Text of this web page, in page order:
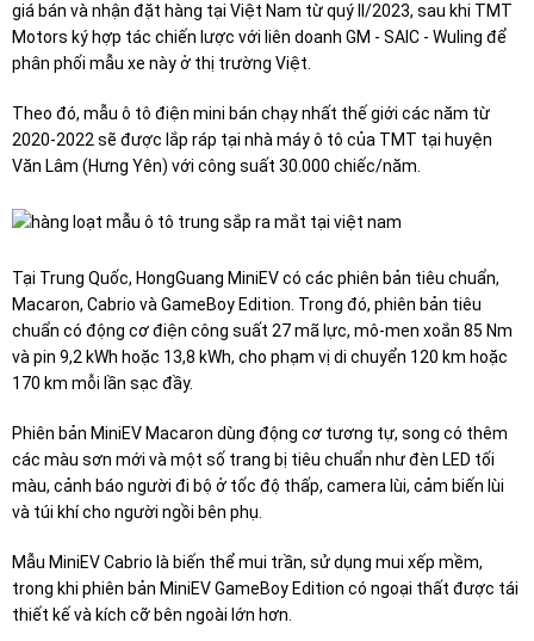
giá bán và nhận đặt hàng tại Việt Nam từ quý II/2023, sau khi TMT
Motors ký hợp tác chiến lược với liên doanh GM - SAIC - Wuling để
phân phối mẫu xe này ở thị trường Việt.
Theo đó, mẫu ô tô điện mini bán chạy nhất thế giới các năm từ
2020-2022 sẽ được lắp ráp tại nhà máy ô tô của TMT tại huyện
Văn Lâm (Hưng Yên) với công suất 30.000 chiếc/năm.
Tại Trung Quốc, HongGuang MiniEV có các phiên bản tiêu chuẩn,
Macaron, Cabrio và GameBoy Edition. Trong đó, phiên bản tiêu
chuẩn có động cơ điện công suất 27 mã lực, mô-men xoắn 85 Nm
và pin 9,2 kWh hoặc 13,8 kWh, cho phạm vị di chuyển 120 km hoặc
170 km mỗi lần sạc đầy.
Phiên bản MiniEV Macaron dùng động cơ tương tự, song có thêm
các màu sơn mới và một số trang bị tiêu chuẩn như đèn LED tối
màu, cảnh báo người đi bộ ở tốc độ thấp, camera lùi, cảm biến lùi
và túi khí cho người ngồi bên phụ.
Mẫu MiniEV Cabrio là biến thể mui trần, sử dụng mui xếp mềm,
trong khi phiên bản MiniEV GameBoy Edition có ngoại thất được tái
thiết kế và kích cỡ bên ngoài lớn hơn.